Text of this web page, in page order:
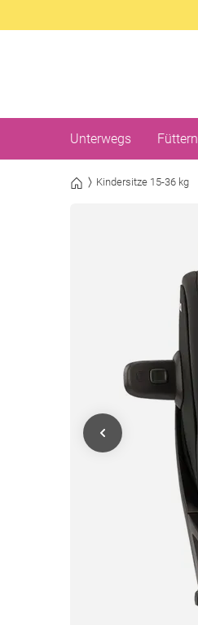
Unterwegs Füttern
Kindersitze 15-36 kg